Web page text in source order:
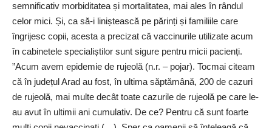
semnificativ morbiditatea și mortalitatea, mai ales în rândul
celor mici. Și, ca să-i liniștească pe părinți și familiile care
îngrijesc copii, acesta a precizat că vaccinurile utilizate acum
în cabinetele specialiștilor sunt sigure pentru micii pacienți.
”Acum avem epidemie de rujeolă (n.r. – pojar). Tocmai citeam
că în județul Arad au fost, în ultima săptămână, 200 de cazuri
de rujeolă, mai multe decât toate cazurile de rujeolă pe care le-
au avut în ultimii ani cumulativ. De ce? Pentru că sunt foarte